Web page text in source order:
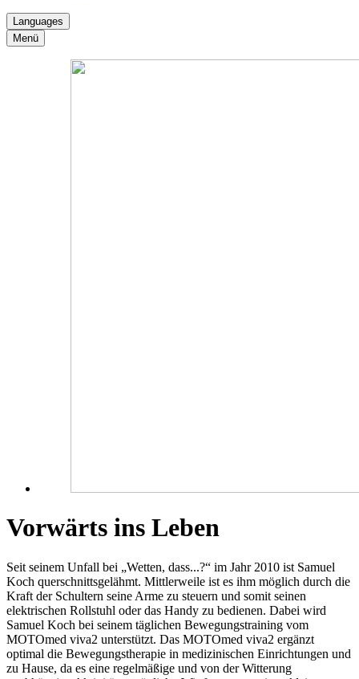
Languages
Menü
Vorwärts ins Leben
Seit seinem Unfall bei „Wetten, dass...?“ im Jahr 2010 ist Samuel
Koch querschnittsgelähmt. Mittlerweile ist es ihm möglich durch die
Kraft der Schultern seine Arme zu steuern und somit seinen
elektrischen Rollstuhl oder das Handy zu bedienen. Dabei wird
Samuel Koch bei seinem täglichen Bewegungstraining vom
MOTOmed viva2 unterstützt. Das MOTOmed viva2 ergänzt
optimal die Bewegungstherapie in medizinischen Einrichtungen und
zu Hause, da es eine regelmäßige und von der Witterung